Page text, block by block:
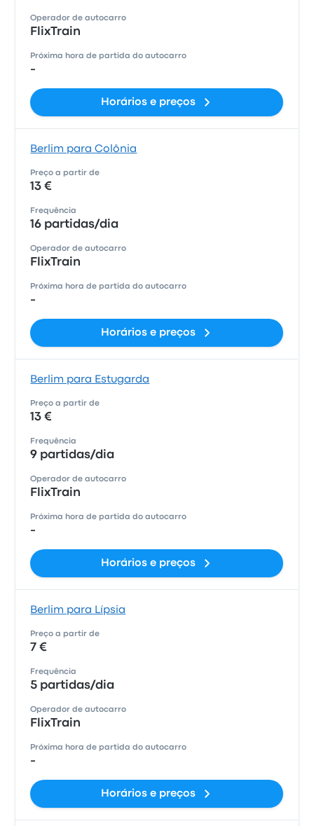
Operador de autocarro
FlixTrain
Próxima hora de partida do autocarro
-
Horários e preços
Berlim para Colônia
Preço a partir de
13 €
Frequência
16 partidas/dia
Operador de autocarro
FlixTrain
Próxima hora de partida do autocarro
-
Horários e preços
Berlim para Estugarda
Preço a partir de
13 €
Frequência
9 partidas/dia
Operador de autocarro
FlixTrain
Próxima hora de partida do autocarro
-
Horários e preços
Berlim para Lípsia
Preço a partir de
7 €
Frequência
5 partidas/dia
Operador de autocarro
FlixTrain
Próxima hora de partida do autocarro
-
Horários e preços